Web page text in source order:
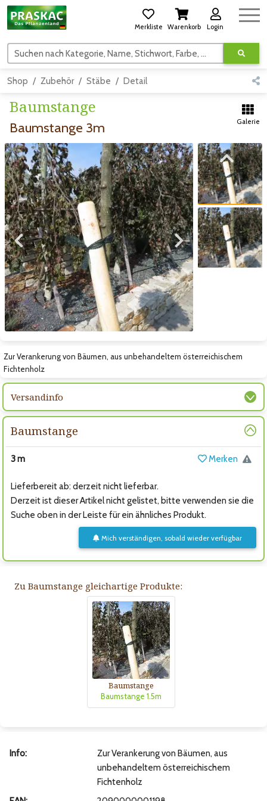
Merkliste Warenkorb Login
Suchen nach Kategorie, Name, Stichwort, Farbe, usw.
Shop Zubehör Stäbe Detail
Baumstange
Baumstange 3m Galerie
Zum vorigen Bild Zum nächsten Bild
Zum vorigen Bild
Zum nächsten Bild
Zur Verankerung von Bäumen, aus unbehandeltem österreichischem
Fichtenholz
Versandinfo
Baumstange
3 m Merken
Lieferbereit ab: derzeit nicht lieferbar.
Derzeit ist dieser Artikel nicht gelistet, bitte verwenden sie die
Suche oben in der Leiste für ein ähnliches Produkt.
Mich verständigen, sobald wieder verfügbar
Zu Baumstange gleichartige Produkte:
Baumstange
Baumstange 1.5m
Info:
Zur Verankerung von Bäumen, aus
unbehandeltem österreichischem
Fichtenholz